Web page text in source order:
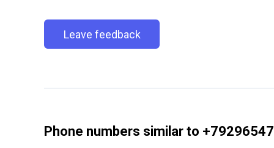
Leave feedback
Phone numbers similar to